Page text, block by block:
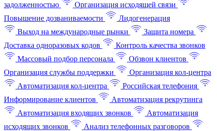
задолженностью
Организация исходящей связи
Повышение дозваниваемости
Лидогенерация
Выход на международные рынки
Защита номера
Доставка одноразовых кодов
Контроль качества звонков
Массовый подбор персонала
Обзвон клиентов
Организация службы поддержки
Организация кол-центра
Автоматизация кол-центра
Российская телефония
Информирование клиентов
Автоматизация рекрутинга
Автоматизация входящих звонков
Автоматизация
исходящих звонков
Анализ телефонных разговоров